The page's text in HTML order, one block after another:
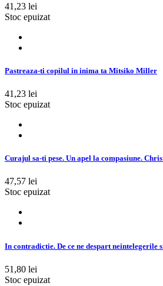
41,23 lei
Stoc epuizat
Pastreaza-ti copilul in inima ta Mitsiko Miller
41,23 lei
Stoc epuizat
Curajul sa-ti pese. Un apel la compasiune.
47,57 lei
Stoc epuizat
In contradictie. De ce ne despart neintelegerile
51,80 lei
Stoc epuizat